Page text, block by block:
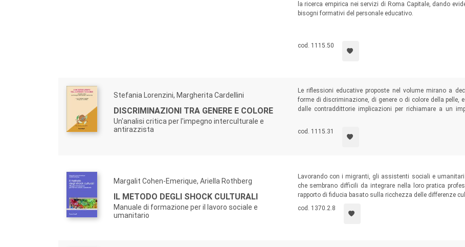
la ricerca empirica nei servizi di Roma Capitale, dando
bisogni formativi del personale educativo.
cod. 1115.50
Stefania Lorenzini, Margherita Cardellini
DISCRIMINAZIONI TRA GENERE E COLORE
Un'analisi critica per l'impegno interculturale e
antirazzista
Le riflessioni educative proposte nel volume mirano a
forme di discriminazione, di genere o di colore della
dalle contraddittorie implicazioni per richiamare a un
coloro che sono impegnati nella produzione del sapere,
suo insieme.
cod. 1115.31
Margalit Cohen-Emerique, Ariella Rothberg
IL METODO DEGLI SHOCK CULTURALI
Manuale di formazione per il lavoro sociale e
umanitario
Lavorando con i migranti, gli assistenti sociali e
che sembrano difficili da integrare nella loro pratica
rapporto di fiducia basato sulla ricchezza delle differenze
cod. 1370.2.8